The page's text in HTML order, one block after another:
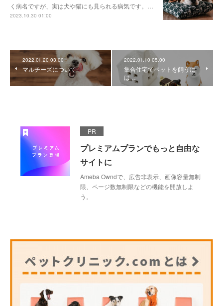
く病名ですが、実は犬や猫にも見られる病気です。…
2023.10.30 01:00
2022.01.20 03:00
マルチーズについて
2022.01.10 05:00
集合住宅でペットを飼うに
は…
PR
プレミアムプランでもっと自由な
サイトに
Ameba Owndで、広告非表示、画像容量無制
限、ページ数無制限などの機能を開放しよ
う。